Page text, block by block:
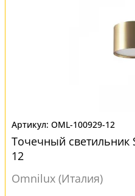
OML-100929-12
Точечный светильник
12
Omnilux (Италия)